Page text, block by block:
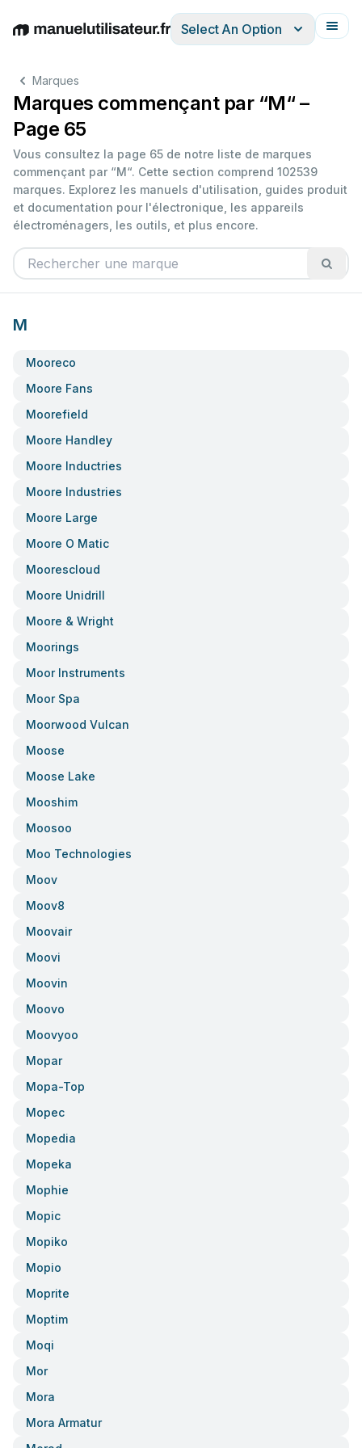
EnglishDeutschEspañolItalianoFrançais
Select An Option
Marques
Marques commençant par “M“ –
Page 65
Vous consultez la page 65 de notre liste de marques
commençant par “M“. Cette section comprend 102539
marques. Explorez les manuels d'utilisation, guides produit
et documentation pour l'électronique, les appareils
électroménagers, les outils, et plus encore.
M
Mooreco
Moore Fans
Moorefield
Moore Handley
Moore Inductries
Moore Industries
Moore Large
Moore O Matic
Moorescloud
Moore Unidrill
Moore & Wright
Moorings
Moor Instruments
Moor Spa
Moorwood Vulcan
Moose
Moose Lake
Mooshim
Moosoo
Moo Technologies
Moov
Moov8
Moovair
Moovi
Moovin
Moovo
Moovyoo
Mopar
Mopa-Top
Mopec
Mopedia
Mopeka
Mophie
Mopic
Mopiko
Mopio
Moprite
Moptim
Moqi
Mor
Mora
Mora Armatur